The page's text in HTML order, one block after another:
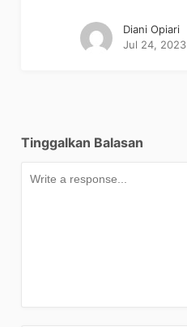
Diani Opiari
Jul 24, 2023
Tinggalkan Balasan